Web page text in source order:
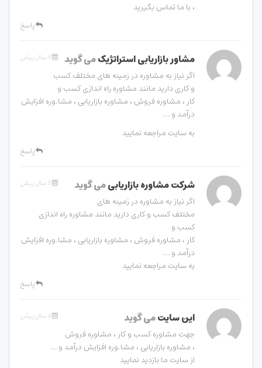
، با ما تماس بگیرید
پاسخ
مشاور بازاریابی استراتژیکمی گوید
اگر نیاز به مشاوره در زمینه های مختلف کسب
و کاری دارید مانند مشاوره راه اندازی کسب و
کار ، مشاوره فروش ، مشاوره بازاریابی ، مشا.وره افزایش
درآمد و …
به سایت مراجعه نمایید
پاسخ
شرکت مشاوره بازاریابیمی گوید
اگر نیاز به مشاوره در زمینه های
مختلف کسب و کاری دارید مانند مشاوره راه اندازی
کسب و
کار ، مشاوره فروش ، مشاوره بازاریابی ، مشا.وره افزایش
درآمد و …
به سایت مراجعه نمایید
پاسخ
این سایتمی گوید
جهت مشاوره کسب و کار ، مشاوره فروش
، مشاوره بازاریابی ، مشا.وره افزایش درآمد و …
از سایت ما بازدید نمایید